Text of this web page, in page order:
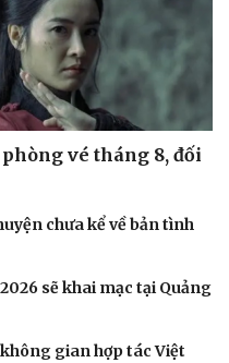
vé tháng 8, đối
chưa kể về bản tình
sẽ khai mạc tại Quảng
gian hợp tác Việt